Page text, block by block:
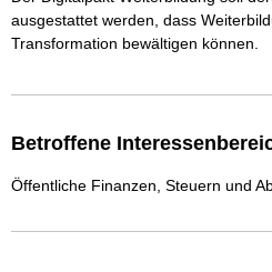
ausgestattet werden, dass
Transformation bewältigen können.
Betroffene
Öffentliche Finanzen, Steuern und